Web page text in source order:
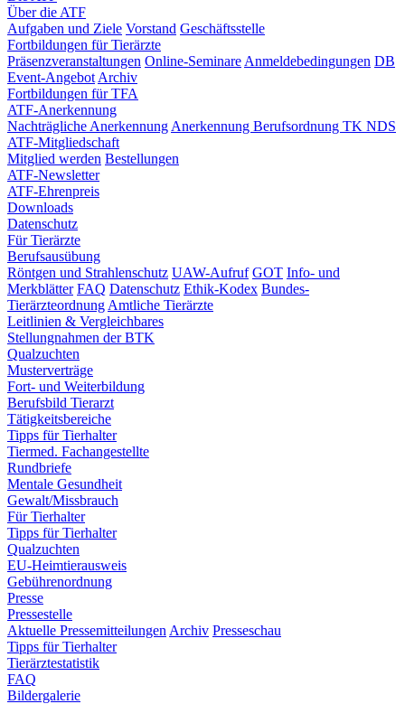
Über die ATF
Aufgaben und Ziele Vorstand Geschäftsstelle
Fortbildungen für Tierärzte
Präsenzveranstaltungen Online-Seminare Anmeldebedingungen DB
Event-Angebot Archiv
Fortbildungen für TFA
ATF-Anerkennung
Nachträgliche Anerkennung Anerkennung Berufsordnung TK NDS
ATF-Mitgliedschaft
Mitglied werden Bestellungen
ATF-Newsletter
ATF-Ehrenpreis
Downloads
Datenschutz
Für Tierärzte
Berufsausübung
Röntgen und Strahlenschutz UAW-Aufruf GOT Info- und
Merkblätter FAQ Datenschutz Ethik-Kodex Bundes-
Tierärzteordnung Amtliche Tierärzte
Leitlinien & Vergleichbares
Stellungnahmen der BTK
Qualzuchten
Musterverträge
Fort- und Weiterbildung
Berufsbild Tierarzt
Tätigkeitsbereiche
Tipps für Tierhalter
Tiermed. Fachangestellte
Rundbriefe
Mentale Gesundheit
Gewalt/Missbrauch
Für Tierhalter
Tipps für Tierhalter
Qualzuchten
EU-Heimtierausweis
Gebührenordnung
Presse
Pressestelle
Aktuelle Pressemitteilungen Archiv Presseschau
Tipps für Tierhalter
Tierärztestatistik
FAQ
Bildergalerie